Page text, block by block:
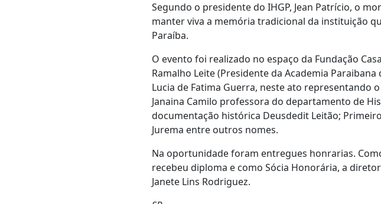
Segundo o presidente do IHGP, Jean Patrício, o
manter viva a memória tradicional da instituição
Paraíba.
O evento foi realizado no espaço da Fundação
Ramalho Leite (Presidente da Academia Paraibana
Lucia de Fatima Guerra, neste ato representando
Janaina Camilo professora do departamento de
documentação histórica Deusdedit Leitão;
Jurema entre outros nomes.
Na oportunidade foram entregues honrarias.
recebeu diploma e como Sócia Honorária, a
Janete Lins Rodriguez.